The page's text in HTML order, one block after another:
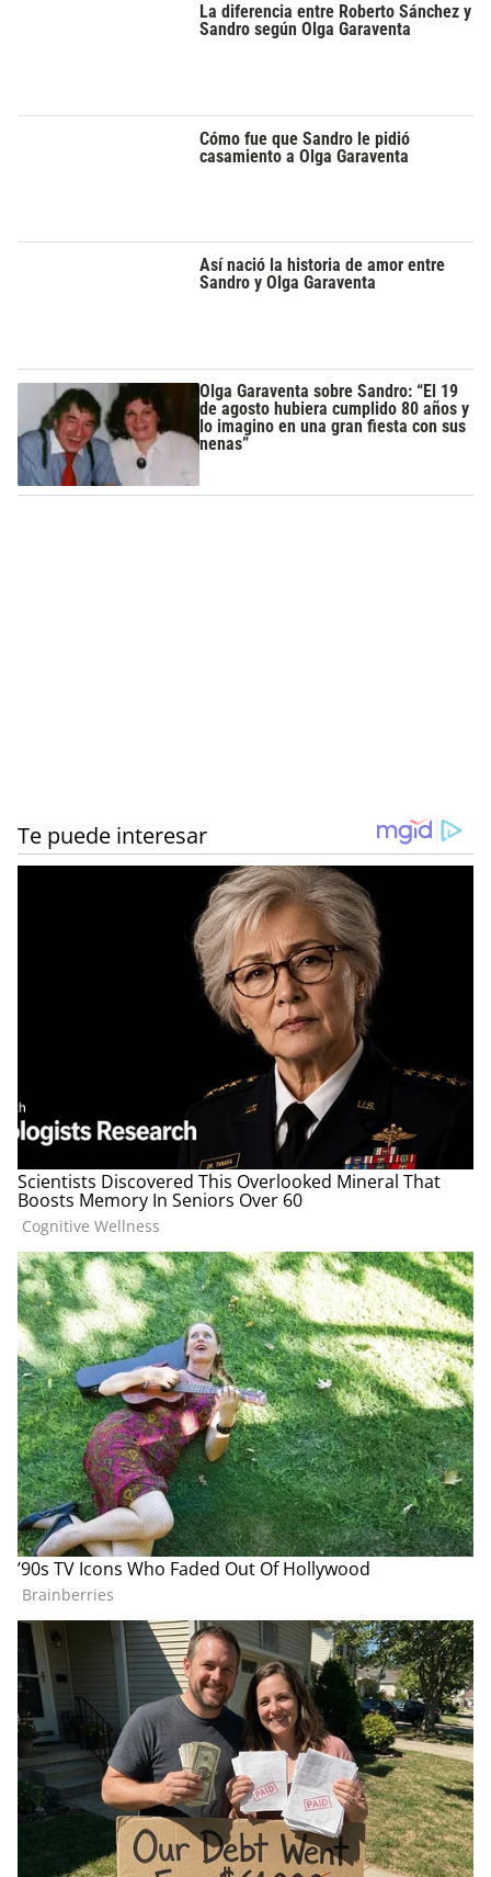
La diferencia entre Roberto Sánchez y
Sandro según Olga Garaventa
Cómo fue que Sandro le pidió
casamiento a Olga Garaventa
Así nació la historia de amor entre
Sandro y Olga Garaventa
Olga Garaventa sobre Sandro: “El 19
de agosto hubiera cumplido 80 años y
lo imagino en una gran fiesta con sus
nenas”